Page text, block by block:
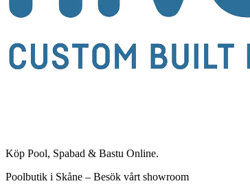
Köp Pool, Spabad & Bastu Online.
Poolbutik i Skåne – Besök vårt showroom